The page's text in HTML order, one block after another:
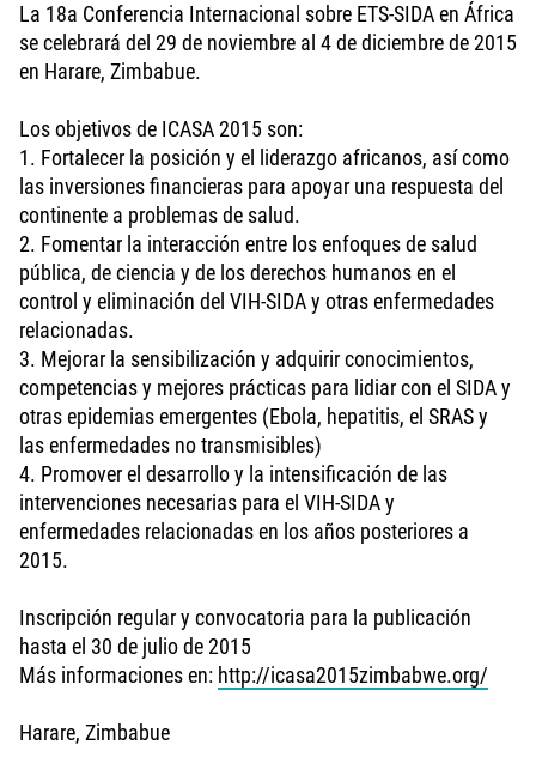
La 18a Conferencia Internacional sobre ETS-SIDA en África
se celebrará del 29 de noviembre al 4 de diciembre de 2015
en Harare, Zimbabue.
Los objetivos de ICASA 2015 son:
1. Fortalecer la posición y el liderazgo africanos, así como
las inversiones financieras para apoyar una respuesta del
continente a problemas de salud.
2. Fomentar la interacción entre los enfoques de salud
pública, de ciencia y de los derechos humanos en el
control y eliminación del VIH-SIDA y otras enfermedades
relacionadas.
3. Mejorar la sensibilización y adquirir conocimientos,
competencias y mejores prácticas para lidiar con el SIDA y
otras epidemias emergentes (Ebola, hepatitis, el SRAS y
las enfermedades no transmisibles)
4. Promover el desarrollo y la intensificación de las
intervenciones necesarias para el VIH-SIDA y
enfermedades relacionadas en los años posteriores a
2015.
Inscripción regular y convocatoria para la publicación
hasta el 30 de julio de 2015
Más informaciones en: http://icasa2015zimbabwe.org/
Harare, Zimbabue